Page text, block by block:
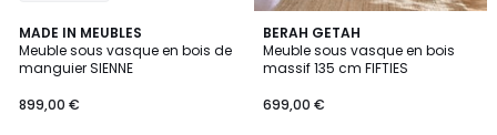
MADE IN MEUBLES
Meuble sous vasque en bois de
manguier SIENNE
899,00 €
BERAH GETAH
Meuble sous vasque en bois
massif 135 cm FIFTIES
699,00 €